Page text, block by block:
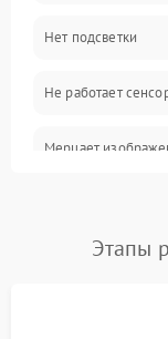
Проблемы с
Нет подсветки
Не работает
Мерцает
Не работает Face
Этапы